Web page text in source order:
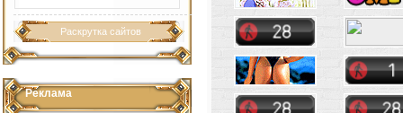
Раскрутка сайтов
Реклама